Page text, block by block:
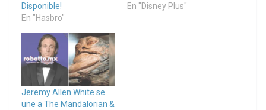
Disponible!
En "Hasbro"
En "Disney Plus"
Jeremy Allen White se
une a The Mandalorian &